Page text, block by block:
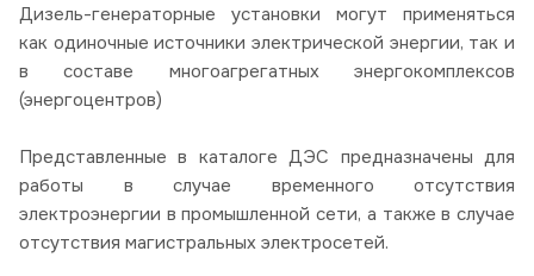
Дизель-генераторные установки могут применяться
как одиночные источники электрической энергии, так и
в составе многоагрегатных энергокомплексов
(энергоцентров)
Представленные в каталоге ДЭС предназначены для
работы в случае временного отсутствия
электроэнергии в промышленной сети, а также в случае
отсутствия магистральных электросетей.